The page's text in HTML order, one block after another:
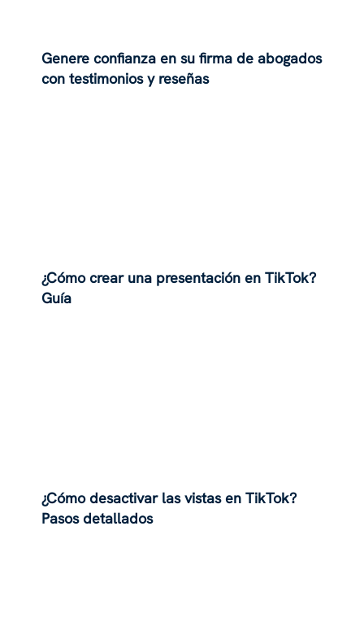
Genere confianza en su firma de abogados
con testimonios y reseñas
¿Cómo crear una presentación en TikTok?
Guía
¿Cómo desactivar las vistas en TikTok?
Pasos detallados